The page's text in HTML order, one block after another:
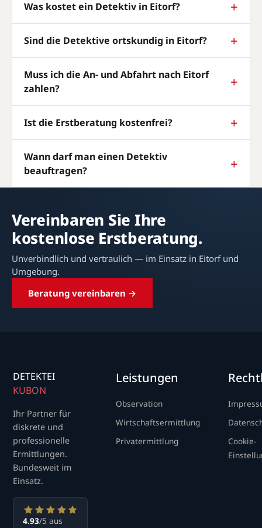
Was kostet ein Detektiv in Eitorf?
Sind die Detektive ortskundig in Eitorf?
Muss ich die An- und Abfahrt nach Eitorf
zahlen?
Ist die Erstberatung kostenfrei?
Wann darf man einen Detektiv
beauftragen?
Vereinbaren Sie Ihre
kostenlose Erstberatung.
Unverbindlich und vertraulich — im Einsatz in Eitorf und
Umgebung.
Beratung vereinbaren →
DETEKTEI
KUBON
Ihr Partner für
diskrete und
professionelle
Ermittlungen.
Bundesweit im
Einsatz.
4.93/5 aus
Leistungen
Observation
Wirtschaftsermittlung
Privatermittlung
Cookie-